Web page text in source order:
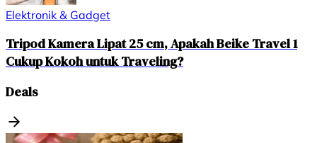
Elektronik & Gadget
Tripod Kamera Lipat 25 cm, Apakah Beike Travel 1
Cukup Kokoh untuk Traveling?
Deals